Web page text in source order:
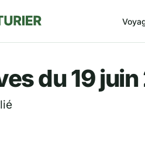
—
du 19 juin